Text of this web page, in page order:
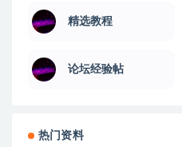
精选教程
论坛经验帖
热门资料